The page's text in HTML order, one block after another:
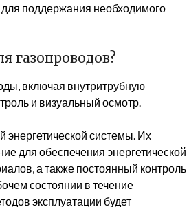
поддержания необходимого
газопроводов?
включая внутритрубную
и визуальный осмотр.
системы. Их
для обеспечения энергетической
а также постоянный контроль
состоянии в течение
эксплуатации будет